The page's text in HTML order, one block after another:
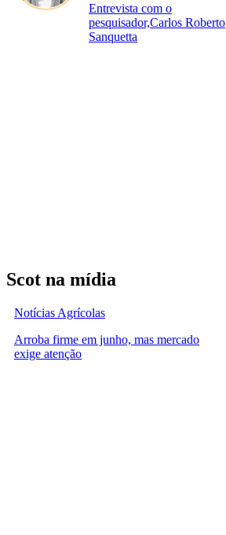
Entrevista com o
pesquisador,Carlos Roberto
Sanquetta
Scot na mídia
Notícias Agrícolas
Arroba firme em junho, mas mercado
exige atenção